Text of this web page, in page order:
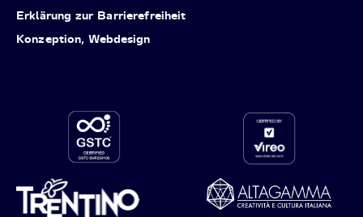
Erklärung zur Barrierefreiheit
Konzeption, Webdesign